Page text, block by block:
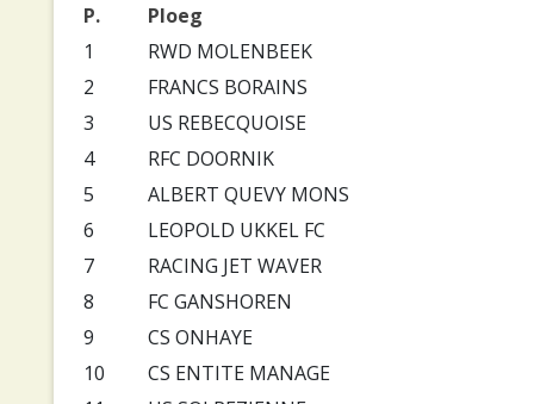
P.
Ploeg
1
RWD MOLENBEEK
2
FRANCS BORAINS
3
US REBECQUOISE
4
RFC DOORNIK
5
ALBERT QUEVY MONS
6
LEOPOLD UKKEL FC
7
RACING JET WAVER
8
FC GANSHOREN
9
CS ONHAYE
10
CS ENTITE MANAGE